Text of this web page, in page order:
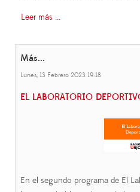
Leer más ...
Más...
Lunes, 13 Febrero 2023 19:18
EL LABORATORIO
En el segundo programa de El